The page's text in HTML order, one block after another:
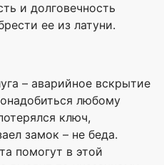
и долговечность
ее из латуни.
– аварийное вскрытие
любому
ключ,
замок – не беда.
помогут в этой